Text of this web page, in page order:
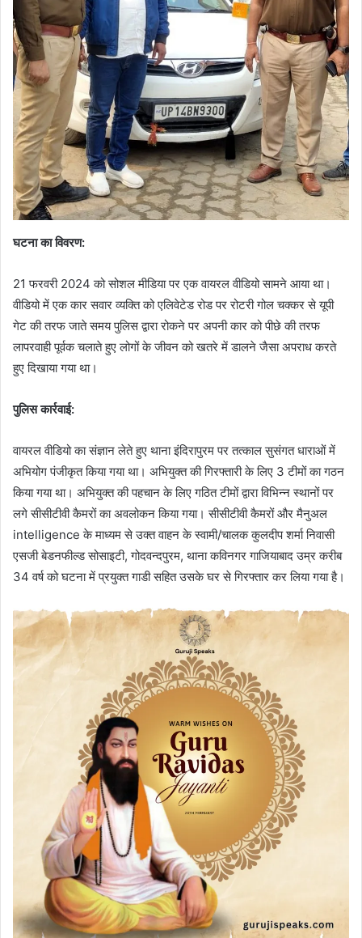
घटना का विवरण:
21 फरवरी 2024 को सोशल मीडिया पर एक वायरल वीडियो सामने आया था।
वीडियो में एक कार सवार व्यक्ति को एलिवेटेड रोड पर रोटरी गोल चक्कर से यूपी
गेट की तरफ जाते समय पुलिस द्वारा रोकने पर अपनी कार को पीछे की तरफ
लापरवाही पूर्वक चलाते हुए लोगों के जीवन को खतरे में डालने जैसा अपराध करते
हुए दिखाया गया था।
पुलिस कार्रवाई:
वायरल वीडियो का संज्ञान लेते हुए थाना इंदिरापुरम पर तत्काल सुसंगत धाराओं में
अभियोग पंजीकृत किया गया था। अभियुक्त की गिरफ्तारी के लिए 3 टीमों का गठन
किया गया था। अभियुक्त की पहचान के लिए गठित टीमों द्वारा विभिन्न स्थानों पर
लगे सीसीटीवी कैमरों का अवलोकन किया गया। सीसीटीवी कैमरों और मैनुअल
intelligence के माध्यम से उक्त वाहन के स्वामी/चालक कुलदीप शर्मा निवासी
एसजी बेडनफील्ड सोसाइटी, गोदवन्दपुरम, थाना कविनगर गाजियाबाद उम्र करीब
34 वर्ष को घटना में प्रयुक्त गाडी सहित उसके घर से गिरफ्तार कर लिया गया है।